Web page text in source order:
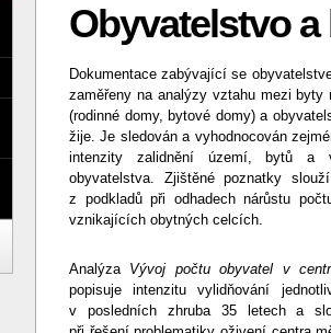
Obyvatelstvo
Dokumentace zabývající se
zaměřeny na analýzy vztahu mezi byty
(rodinné domy, bytové domy) a
žije. Je sledován a vyhodnocován
intenzity zalidnění území, bytů a
obyvatelstva. Zjištěné poznatky
z podkladů při odhadech nárůstu
vznikajících obytných celcích.
Analýza Vývoj počtu obyvatel v
popisuje intenzitu vylidňování
v posledních zhruba 35 letech a